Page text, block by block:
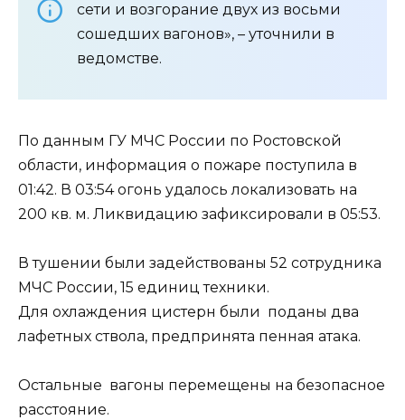
сети и возгорание двух из восьми
сошедших вагонов», – уточнили в
ведомстве.
По данным ГУ МЧС России по Ростовской
области, информация о пожаре поступила в
01:42. В 03:54 огонь удалось локализовать на
200 кв. м. Ликвидацию зафиксировали в 05:53.
В тушении были задействованы 52 сотрудника
МЧС России, 15 единиц техники.
Для охлаждения цистерн были поданы два
лафетных ствола, предпринята пенная атака.
Остальные вагоны перемещены на безопасное
расстояние.